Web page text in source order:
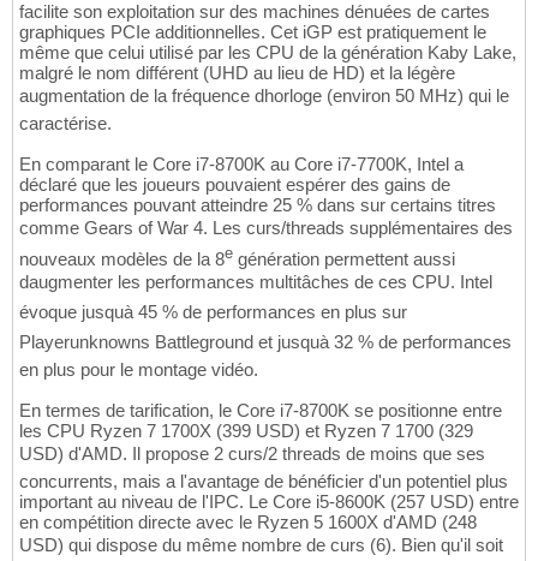
facilite son exploitation sur des machines dénuées de cartes
graphiques PCIe additionnelles. Cet iGP est pratiquement le
même que celui utilisé par les CPU de la génération Kaby Lake,
malgré le nom différent (UHD au lieu de HD) et la légère
augmentation de la fréquence dhorloge (environ 50 MHz) qui le
caractérise.
En comparant le Core i7-8700K au Core i7-7700K, Intel a
déclaré que les joueurs pouvaient espérer des gains de
performances pouvant atteindre 25 % dans sur certains titres
comme Gears of War 4. Les curs/threads supplémentaires des
nouveaux modèles de la 8e génération permettent aussi
daugmenter les performances multitâches de ces CPU. Intel
évoque jusquà 45 % de performances en plus sur
Playerunknowns Battleground et jusquà 32 % de performances
en plus pour le montage vidéo.
En termes de tarification, le Core i7-8700K se positionne entre
les CPU Ryzen 7 1700X (399 USD) et Ryzen 7 1700 (329
USD) d'AMD. Il propose 2 curs/2 threads de moins que ses
concurrents, mais a l'avantage de bénéficier d'un potentiel plus
important au niveau de l'IPC. Le Core i5-8600K (257 USD) entre
en compétition directe avec le Ryzen 5 1600X d'AMD (248
USD) qui dispose du même nombre de curs (6). Bien qu'il soit